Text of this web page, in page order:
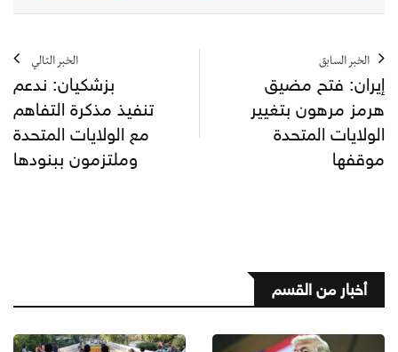
الخبر السابق
إيران: فتح مضيق
هرمز مرهون بتغيير
الولايات المتحدة
موقفها
الخبر التالي
بزشكيان: ندعم
تنفيذ مذكرة التفاهم
مع الولايات المتحدة
وملتزمون ببنودها
أخبار من القسم